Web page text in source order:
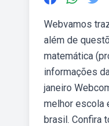
Webvamos
além de
matemática
informações
janeiro
melhor escola
brasil. Confira